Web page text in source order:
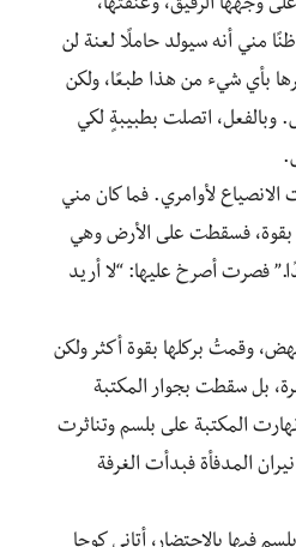
وجهها الرقيق، وعنفتُها،
مني أنه سيولد حاملًا لعنة لن
بأي شيء من هذا طبعًا، ولكن
وبالفعل، اتصلت بطبيبةٍ لكي
لأوامري. فما كان مني
بقوة، فسقطت على الأرض وهي
فصرت أصرخ عليها: “لا أريد
وقمتُ بركلها بقوة أكثر ولكن
بل سقطت بجوار المكتبة
المكتبة على بلسم وتناثرت
المدفأة فبدأت الغرفة